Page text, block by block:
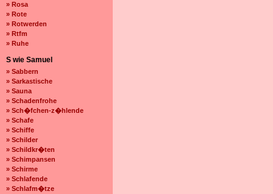
» Rosa
» Rote
» Rotwerden
» Rtfm
» Ruhe
S wie Samuel
» Sabbern
» Sarkastische
» Sauna
» Schadenfrohe
» Sch�fchen-z�hlende
» Schafe
» Schiffe
» Schilder
» Schildkr�ten
» Schimpansen
» Schirme
» Schlafende
» Schlafm�tze